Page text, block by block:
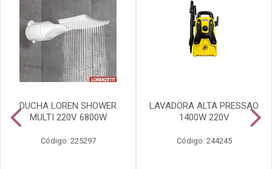
DUCHA LOREN SHOWER
MULTI 220V 6800W
Código: 225297
LAVADORA ALTA PRESSAO
1400W 220V
Código: 244245